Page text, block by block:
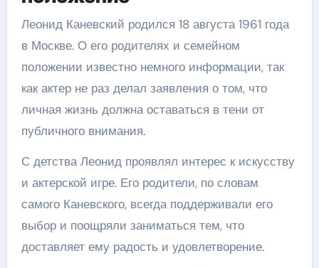
Леонид Каневский родился 18 августа 1961 года
в Москве. О его родителях и семейном
положении известно немного информации, так
как актер не раз делал заявления о том, что
личная жизнь должна оставаться в тени от
публичного внимания.
С детства Леонид проявлял интерес к искусству
и актерской игре. Его родители, по словам
самого Каневского, всегда поддерживали его
выбор и поощряли заниматься тем, что
доставляет ему радость и удовлетворение.